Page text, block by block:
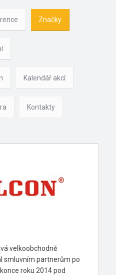
Značky
Kalendář akcí
Kontakty
velkoobchodně
smluvním partnerům po
roku 2014 pod